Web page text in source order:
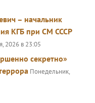
– начальник
КГБ при СМ СССР
2026 в 23:05
секретно»
Понедельник,